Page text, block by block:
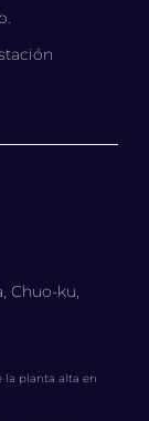
Chuo-ku,
la planta alta en